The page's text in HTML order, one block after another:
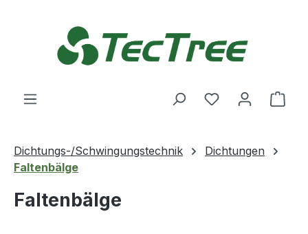
Du hast 0
Dichtungs-/Schwingungstechnik
Dichtungen
Faltenbälge
Faltenbälge